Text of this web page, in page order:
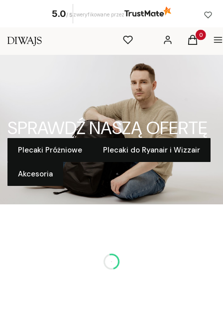
Ulubione Zaloguj sięProdukty
Koszyk
SPRAWDŹ NASZĄ OFERTĘ
Plecaki Próżniowe Plecaki do Ryanair i Wizzair
Akcesoria
godziny
5.0/ 5 zweryfikowane przez